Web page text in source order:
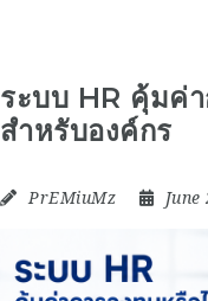
ระบบ HR คุ้มค่
สำหรับองค์กร
PrEMiuMz June